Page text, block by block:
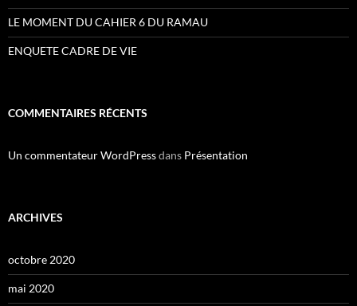
LE MOMENT DU CAHIER 6 DU RAMAU
ENQUETE CADRE DE VIE
COMMENTAIRES RÉCENTS
Un commentateur WordPressdans Présentation
ARCHIVES
octobre 2020
mai 2020